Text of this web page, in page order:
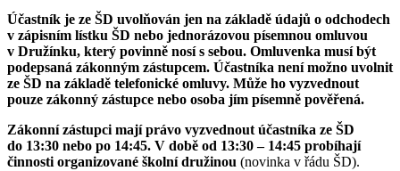
Účastník je ze ŠD uvolňován jen na základě údajů o odchodech
v zápisním lístku ŠD nebo jednorázovou písemnou omluvou
v Družínku, který povinně nosí s sebou. Omluvenka musí být
podepsaná zákonným zástupcem. Účastníka není možno uvolnit
ze ŠD na základě telefonické omluvy. Může ho vyzvednout
pouze zákonný zástupce nebo osoba jím písemně pověřená.
Zákonní zástupci mají právo vyzvednout účastníka ze ŠD
do 13:30 nebo po 14:45. V době od 13:30 – 14:45 probíhají
činnosti organizované školní družinou (novinka v řádu ŠD).